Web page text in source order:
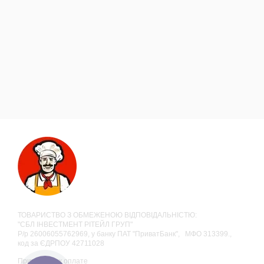
ТОВАРИСТВО З ОБМЕЖЕНОЮ ВІДПОВІДАЛЬНІСТЮ:
"СБЛ ІНВЕСТМЕНТ РІТЕЙЛ ГРУП"
Р/р 26006055762969, у банку ПАТ "ПриватБанк", МФО 313399.,
код за ЄДРПОУ 42711028
Принимаем к оплате